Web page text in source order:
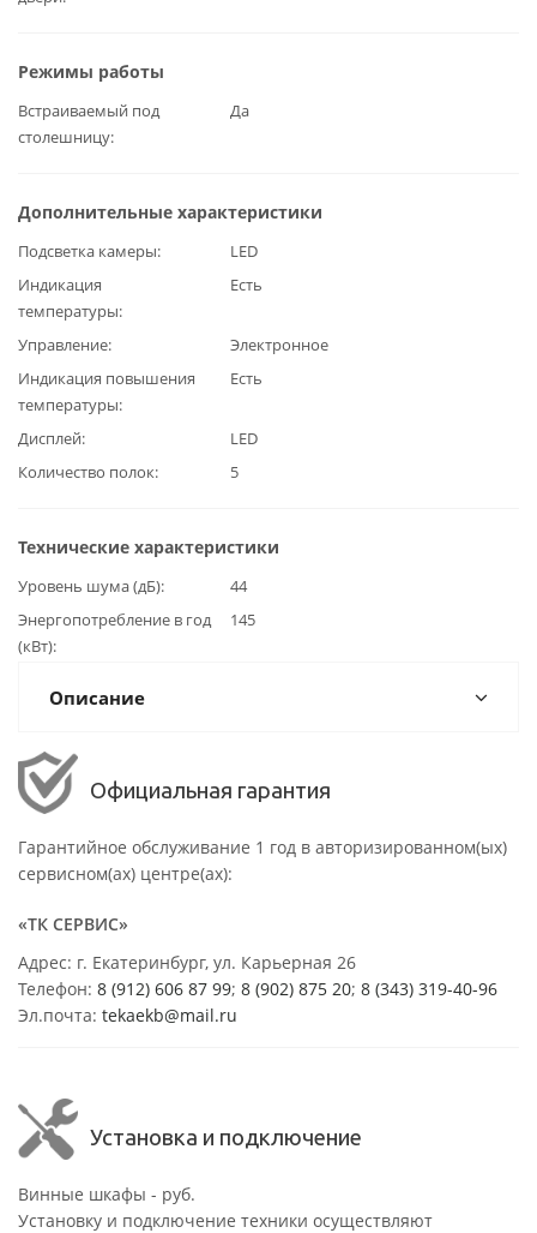
Режимы работы
Встраиваемый под
столешницу
Да
Дополнительные характеристики
Подсветка камеры
LED
Индикация
температуры
Есть
Управление
Электронное
Индикация повышения
температуры
Есть
Дисплей
LED
Количество полок
5
Технические характеристики
Уровень шума (дБ)
44
Энергопотребление в год
(кВт)
145
Описание
Официальная гарантия
Гарантийное обслуживание 1 год в авторизированном(ых)
сервисном(ах) центре(ах):
«ТК СЕРВИС»
Адрес: г. Екатеринбург, ул. Карьерная 26
Телефон: 8 (912) 606 87 99; 8 (902) 875 20; 8 (343) 319-40-96
Эл.почта: tekaekb@mail.ru
Установка и подключение
Винные шкафы - руб.
Установку и подключение техники осуществляют